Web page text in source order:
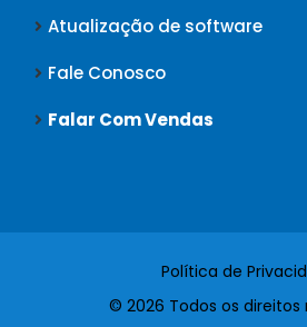
Atualização de software
Fale Conosco
Falar Com Vendas
Política de
© 2026 Todos os direitos